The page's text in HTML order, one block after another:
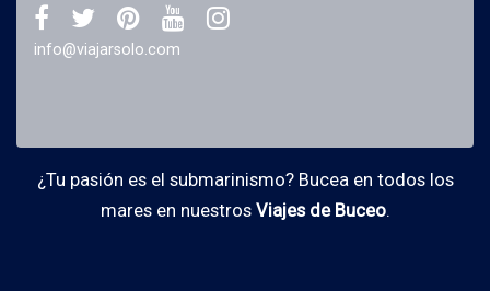
info@viajarsolo.com
¿Tu pasión es el submarinismo? Bucea en todos los
mares en nuestros Viajes de Buceo.